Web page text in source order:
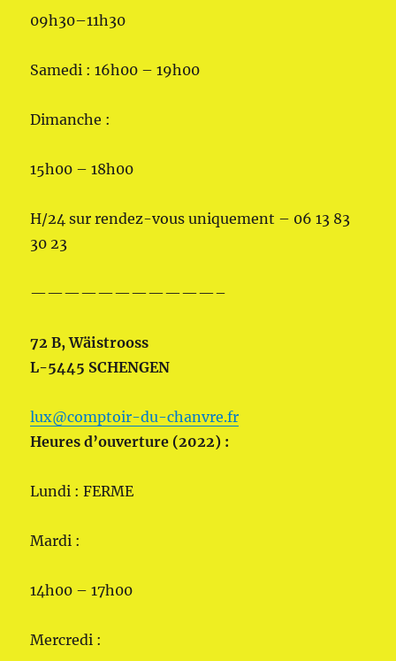
09h30–11h30
Samedi : 16h00 – 19h00
Dimanche :
15h00 – 18h00
H/24 sur rendez-vous uniquement – 06 13 83
30 23
———————————–
72 B, Wäistrooss
L-5445 SCHENGEN
lux@comptoir-du-chanvre.fr
Heures d’ouverture (2022) :
Lundi : FERME
Mardi :
14h00 – 17h00
Mercredi :